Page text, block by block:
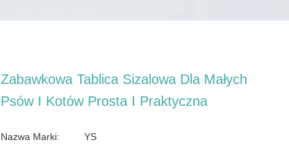
Zabawkowa Tablica Sizalowa Dla Małych
Psów I Kotów Prosta I Praktyczna
Nazwa Marki: YS